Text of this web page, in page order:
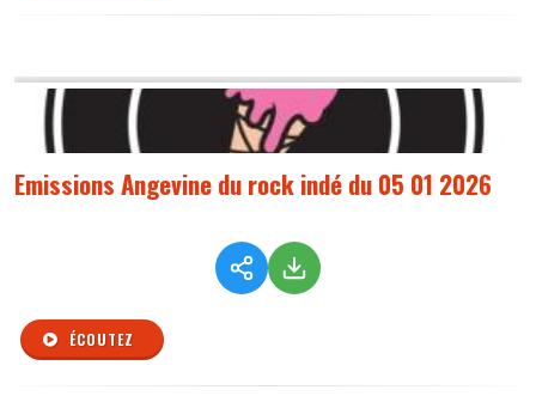
Emissions Angevine du rock indé du 05 01 2026
ÉCOUTEZ